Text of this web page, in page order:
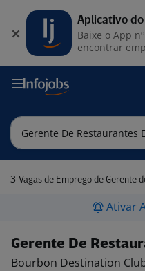
3 Vagas de Emprego de Gerente de Restaurantes e
Ativar
Gerente De
Bourbon Destination
Aplicativo
Baixe o App
encontrar